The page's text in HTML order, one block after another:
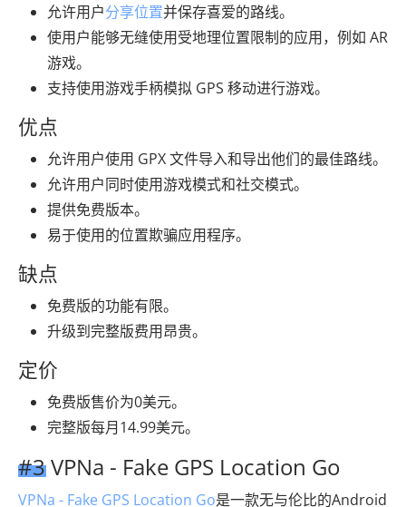
允许用户分享位置并保存喜爱的路线。
使用户能够无缝使用受地理位置限制的应用，例如 AR
游戏。
支持使用游戏手柄模拟 GPS 移动进行游戏。
优点
允许用户使用 GPX 文件导入和导出他们的最佳路线。
允许用户同时使用游戏模式和社交模式。
提供免费版本。
易于使用的位置欺骗应用程序。
缺点
免费版的功能有限。
升级到完整版费用昂贵。
定价
免费版售价为0美元。
完整版每月14.99美元。
#3 VPNa - Fake GPS Location Go
VPNa - Fake GPS Location Go是一款无与伦比的Android